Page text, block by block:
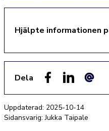
Hjälpte informationen
Dela
Uppdaterad: 2025-10-14
Sidansvarig: Jukka Taipale